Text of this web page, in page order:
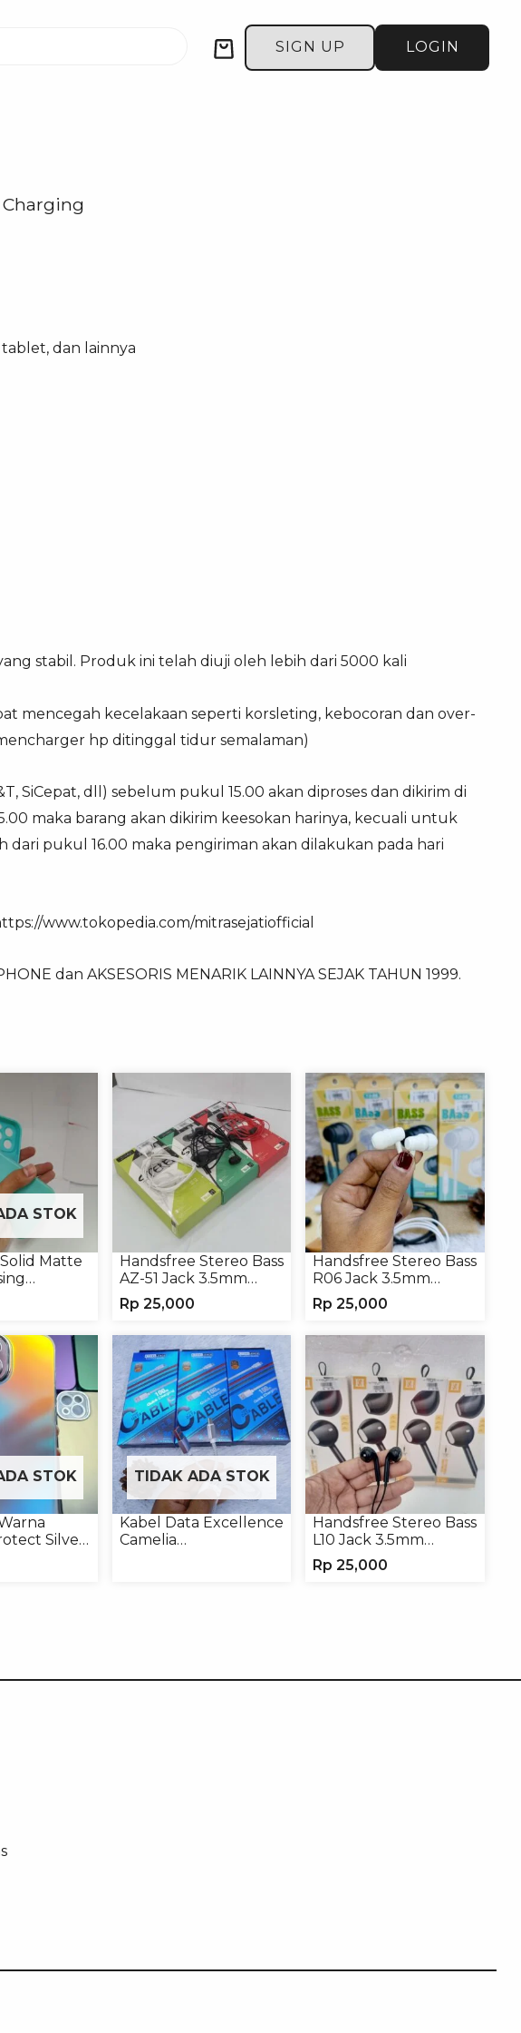
Cart SIGN UP LOGIN
dan lainnya
stabil. Produk ini telah diuji oleh lebih dari 5000 kali
mencegah kecelakaan seperti korsleting, kebocoran dan over-
hp ditinggal tidur semalaman)
SiCepat, dll) sebelum pukul 15.00 akan diproses dan dikirim di
maka barang akan dikirim keesokan harinya, kecuali untuk
dari pukul 16.00 maka pengiriman akan dilakukan pada hari
www.tokopedia.com/mitrasejatiofficial
dan AKSESORIS MENARIK LAINNYA SEJAK TAHUN 1999.
STOK
Matte
Handsfree Stereo Bass
AZ-51 Jack 3.5mm
Earphone Headset
Rp 25,000
Handsfree Stereo Bass
R06 Jack 3.5mm
Earphone Headset
Headphone
Rp 25,000
STOK
Silver
TIDAK ADA STOK
Kabel Data Excellence
Camelia
Handsfree Stereo Bass
L10 Jack 3.5mm
Earphone Headset
Headphone
Rp 25,000